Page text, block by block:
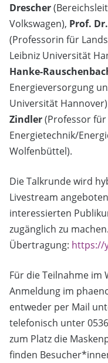
Drescher
Volkswagen), Prof.
(Professorin für
Leibniz Universität
Hanke-
Energieversorgung
Universität
Zindler(Professor für
Energietechnik/
Wolfenbüttel).
Die Talkrunde wird
Livestream
interessierten
zugänglich zu
Übertragung: https://
Für die Teilnahme im
Anmeldung im
entweder per Mail
telefonisch unter
zum Platz die
finden